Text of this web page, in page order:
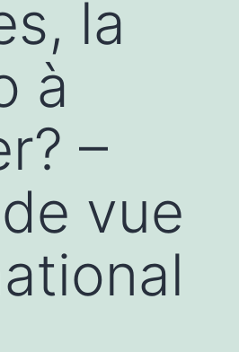
la
à
–
vue